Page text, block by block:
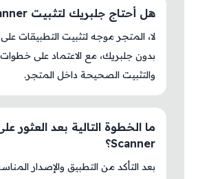
هل أحتاج جلبريك لتثبيت Pic Scanner؟
بدون جلبريك، مع الاعتماد على خطوات
والتثبيت الصحيحة داخل المتجر.
Scanner؟
بعد التأكد من التطبيق والإصدار